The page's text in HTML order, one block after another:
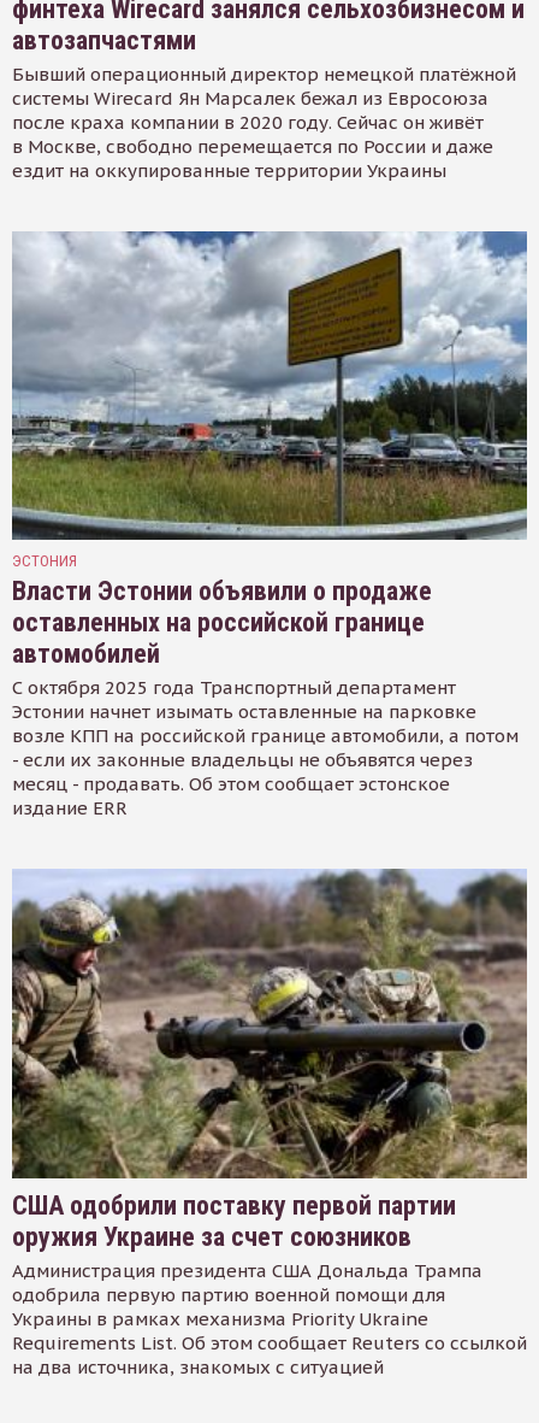
финтеха Wirecard занялся сельхозбизнесом и
автозапчастями
Бывший операционный директор немецкой платёжной
системы Wirecard Ян Марсалек бежал из Евросоюза
после краха компании в 2020 году. Сейчас он живёт
в Москве, свободно перемещается по России и даже
ездит на оккупированные территории Украины
ЭСТОНИЯ
Власти Эстонии объявили о продаже
оставленных на российской границе
автомобилей
С октября 2025 года Транспортный департамент
Эстонии начнет изымать оставленные на парковке
возле КПП на российской границе автомобили, а потом
- если их законные владельцы не объявятся через
месяц - продавать. Об этом сообщает эстонское
издание ERR
США одобрили поставку первой партии
оружия Украине за счет союзников
Администрация президента США Дональда Трампа
одобрила первую партию военной помощи для
Украины в рамках механизма Priority Ukraine
Requirements List. Об этом сообщает Reuters со ссылкой
на два источника, знакомых с ситуацией